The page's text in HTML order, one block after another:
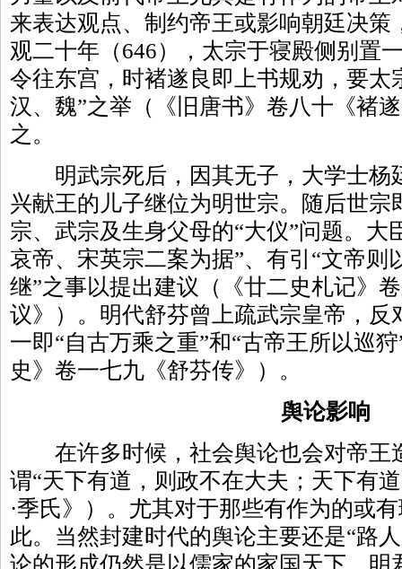
来表达观点、制约帝王或影响朝廷决策
观二十年（646），太宗于寝殿侧别置
令往东宫，时褚遂良即上书规劝，要太
汉、魏”之举（《旧唐书》卷八十《褚
之。
明武宗死后，因其无子，大学士杨
兴献王的儿子继位为明世宗。随后世宗
宗、武宗及生身父母的“大仪”问题。大
哀帝、宋英宗二案为据”、有引“文帝则
继”之事以提出建议（《廿二史札记》
议》）。明代舒芬曾上疏武宗皇帝，反
一即“自古万乘之重”和“古帝王所以巡
史》卷一七九《舒芬传》）。
舆论影响
在许多时候，社会舆论也会对帝王
谓“天下有道，则政不在大夫；天下有
·季氏》）。尤其对于那些有作为的或
此。当然封建时代的舆论主要还是“路
论的形成仍然是以儒家的家国天下、明